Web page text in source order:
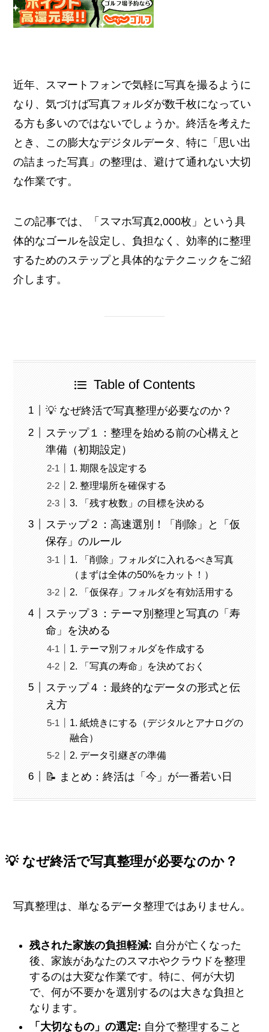
近年、スマートフォンで気軽に写真を撮るように
なり、気づけば写真フォルダが数千枚になってい
る方も多いのではないでしょうか。終活を考えた
とき、この膨大なデジタルデータ、特に「思い出
の詰まった写真」の整理は、避けて通れない大切
な作業です。
この記事では、「スマホ写真2,000枚」という具
体的なゴールを設定し、負担なく、効率的に整理
するためのステップと具体的なテクニックをご紹
介します。
Table of Contents
💡 なぜ終活で写真整理が必要なのか？
ステップ１：整理を始める前の心構えと
準備（初期設定）
1. 期限を設定する
2. 整理場所を確保する
3. 「残す枚数」の目標を決める
ステップ２：高速選別！「削除」と「仮
保存」のルール
1. 「削除」フォルダに入れるべき写真
（まずは全体の50%をカット！）
2. 「仮保存」フォルダを有効活用する
ステップ３：テーマ別整理と写真の「寿
命」を決める
1. テーマ別フォルダを作成する
2. 「写真の寿命」を決めておく
ステップ４：最終的なデータの形式と伝
え方
1. 紙焼きにする（デジタルとアナログの
融合）
2. データ引継ぎの準備
📝 まとめ：終活は「今」が一番若い日
💡 なぜ終活で写真整理が必要なのか？
写真整理は、単なるデータ整理ではありません。
残された家族の負担軽減: 自分が亡くなった
後、家族があなたのスマホやクラウドを整理
するのは大変な作業です。特に、何が大切
で、何が不要かを選別するのは大きな負担と
なります。
「大切なもの」の選定: 自分で整理すること